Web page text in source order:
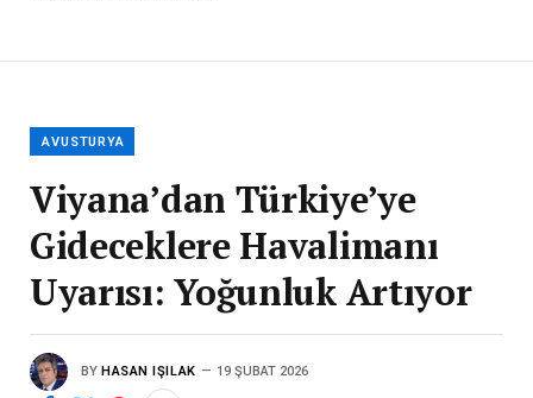
AVUSTURYA
Viyana’dan Türkiye’ye
Gideceklere Havalimanı
Uyarısı: Yoğunluk Artıyor
BY HASAN IŞILAK 19 ŞUBAT 2026